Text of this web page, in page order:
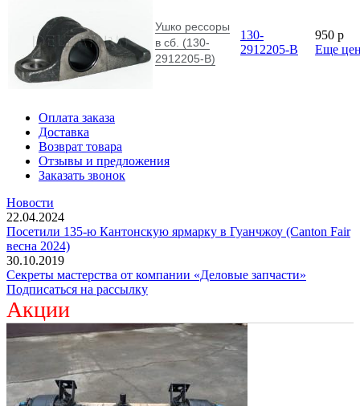
Ушко рессоры
в сб. (130-
2912205-В)
130-
2912205-В
950 p
Еще
Оплата заказа
Доставка
Возврат товара
Отзывы и предложения
Заказать звонок
Новости
22.04.2024
Посетили 135-ю Кантонскую ярмарку в Гуанчжоу (Canton Fair
весна 2024)
30.10.2019
Секреты мастерства от компании «Деловые запчасти»
Подписаться на рассылку
Акции